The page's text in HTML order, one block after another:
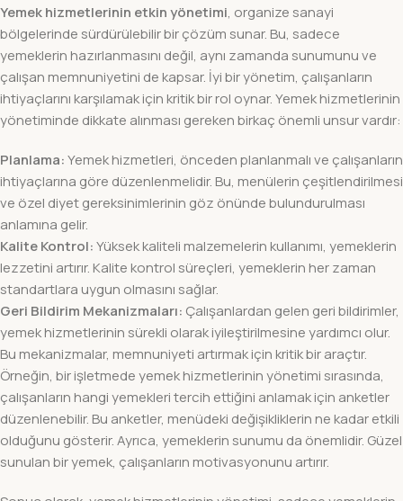
Yemek hizmetlerinin etkin yönetimi, organize sanayi
bölgelerinde sürdürülebilir bir çözüm sunar. Bu, sadece
yemeklerin hazırlanmasını değil, aynı zamanda sunumunu ve
çalışan memnuniyetini de kapsar. İyi bir yönetim, çalışanların
ihtiyaçlarını karşılamak için kritik bir rol oynar. Yemek hizmetlerinin
yönetiminde dikkate alınması gereken birkaç önemli unsur vardır:
Planlama:Yemek hizmetleri, önceden planlanmalı ve çalışanların
ihtiyaçlarına göre düzenlenmelidir. Bu, menülerin çeşitlendirilmesi
ve özel diyet gereksinimlerinin göz önünde bulundurulması
anlamına gelir.
Kalite Kontrol:Yüksek kaliteli malzemelerin kullanımı, yemeklerin
lezzetini artırır. Kalite kontrol süreçleri, yemeklerin her zaman
standartlara uygun olmasını sağlar.
Geri Bildirim Mekanizmaları: Çalışanlardan gelen geri bildirimler,
yemek hizmetlerinin sürekli olarak iyileştirilmesine yardımcı olur.
Bu mekanizmalar, memnuniyeti artırmak için kritik bir araçtır.
Örneğin, bir işletmede yemek hizmetlerinin yönetimi sırasında,
çalışanların hangi yemekleri tercih ettiğini anlamak için anketler
düzenlenebilir. Bu anketler, menüdeki değişikliklerin ne kadar etkili
olduğunu gösterir. Ayrıca, yemeklerin sunumu da önemlidir. Güzel
sunulan bir yemek, çalışanların motivasyonunu artırır.